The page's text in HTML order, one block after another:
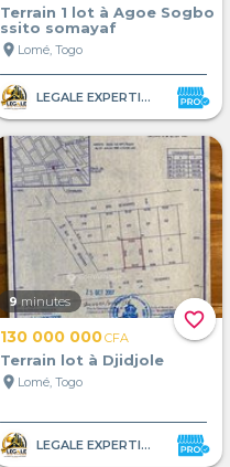
Terrain 1 lot à Agoe Sogbo
ssito somayaf
location_on Lomé, Togo
LEGALE EXPERTISE AFRIQUE
favorite_border
9 minutes
130 000 000CFA
Terrain lot à Djidjole
location_on Lomé, Togo
LEGALE EXPERTISE AFRIQUE